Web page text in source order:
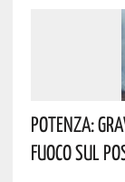
Potenza:
Fuoco Sul